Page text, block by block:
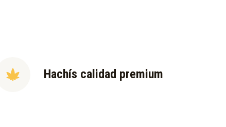
Hachís calidad premium